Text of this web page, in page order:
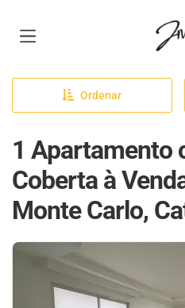
Ordenar
1 Apartamento
Coberta à
Monte Carlo,